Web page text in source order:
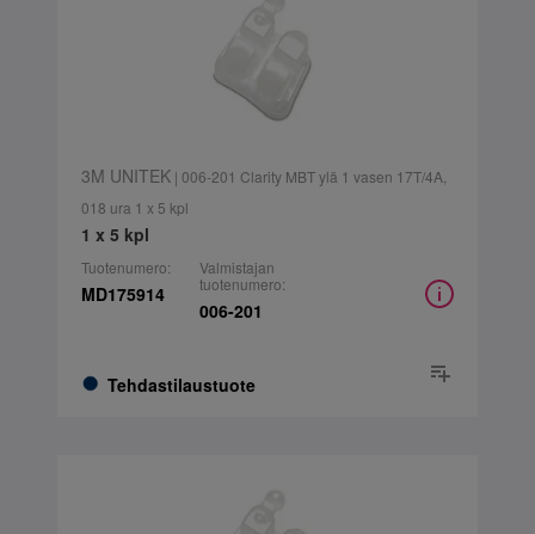
3M UNITEK| 006-201 Clarity MBT ylä 1 vasen 17T/4A,
018 ura 1 x 5 kpl
1 x 5 kpl
Tuotenumero:
MD175914
Tehdastilaustuote
Valmistajan
tuotenumero:
006-201